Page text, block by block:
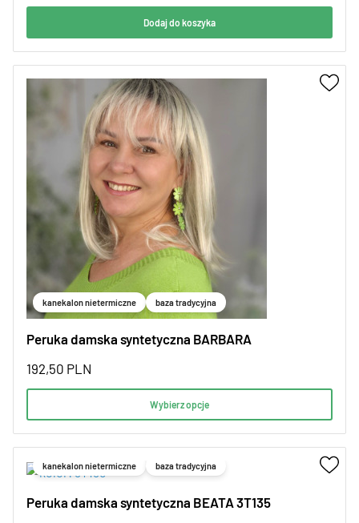
Dodaj do koszyka
kanekalon nietermiczne baza tradycyjna
Peruka damska syntetyczna BARBARA
192,50 PLN
Wybierz opcje
kanekalon nietermiczne baza tradycyjna
Peruka damska syntetyczna BEATA 3T135